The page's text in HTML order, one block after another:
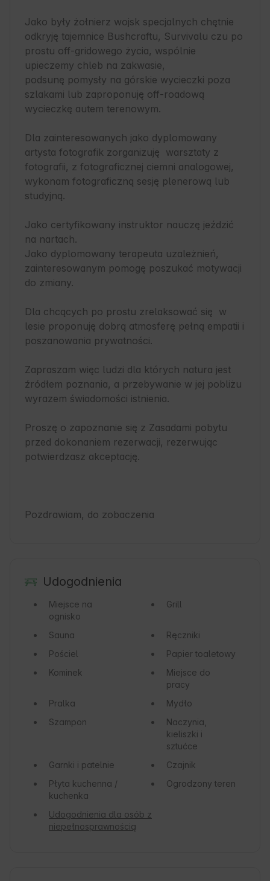
Jako były żołnierz wojsk specjalnych chętnie
odkryję tajemnice Bushcraftu, Survivalu czu po
prostu off-gridowego życia, wspólnie
upieczemy chleb na zakwasie,
podsunę pomysły na górskie wycieczki poza
szlakami lub zaproponuję off-roadową
wycieczkę autem terenowym.
Dla zainteresowanych jako dyplomowany
artysta fotografik zorganizuję  warsztaty z
fotografii, z fotograficznej ciemni analogowej,
wykonam fotograficzną sesję plenerową lub
studyjną.
Jako certyfikowany instruktor nauczę jeździć
na nartach.
Jako dyplomowany terapeuta uzależnień,
zainteresowanym pomogę poszukać motywacji
do zmiany.
Dla chcących po prostu zrelaksować się  w
lesie proponuję dobrą atmosferę pełną empatii i
poszanowania prywatności.
Zapraszam więc ludzi dla których natura jest
źródłem poznania, a przebywanie w jej pobliżu
wyrazem świadomości istnienia.
Proszę o zapoznanie się z Zasadami pobytu
przed dokonaniem rezerwacji, rezerwując
potwierdzasz akceptację.
Pozdrawiam, do zobaczenia
Udogodnienia
Miejsce na
ognisko
Grill
Sauna
Ręczniki
Pościel
Papier toaletowy
Kominek
Miejsce do
pracy
Pralka
Mydło
Szampon
Naczynia,
kieliszki i
sztućce
Garnki i patelnie
Czajnik
Płyta kuchenna /
kuchenka
Ogrodzony teren
Udogodnienia dla osób z
niepełnosprawnością